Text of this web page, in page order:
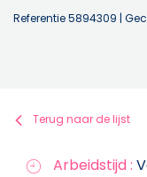
Referentie 5894309 |
Terug naar de lijst
Arbeidstijd :